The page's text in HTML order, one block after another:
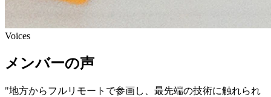
Voices
メンバーの声
"地方からフルリモートで参画し、最先端の技術に触れられ